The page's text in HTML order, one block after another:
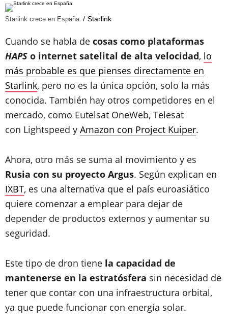
Starlink crece en España. Starlink
Cuando se habla de cosas como plataformas
HAPS o internet satelital de alta velocidad, lo
más probable es que pienses directamente en
Starlink, pero no es la única opción, solo la más
conocida. También hay otros competidores en el
mercado, como Eutelsat OneWeb, Telesat
con Lightspeed y Amazon con Project Kuiper.
Ahora, otro más se suma al movimiento y es
Rusia con su proyecto Argus. Según explican en
IXBT, es una alternativa que el país euroasiático
quiere comenzar a emplear para dejar de
depender de productos externos y aumentar su
seguridad.
Este tipo de dron tiene la capacidad de
mantenerse en la estratósfera sin necesidad de
tener que contar con una infraestructura orbital,
ya que puede funcionar con energía solar.